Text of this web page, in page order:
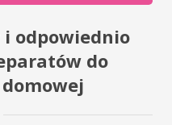
odpowiednio
do